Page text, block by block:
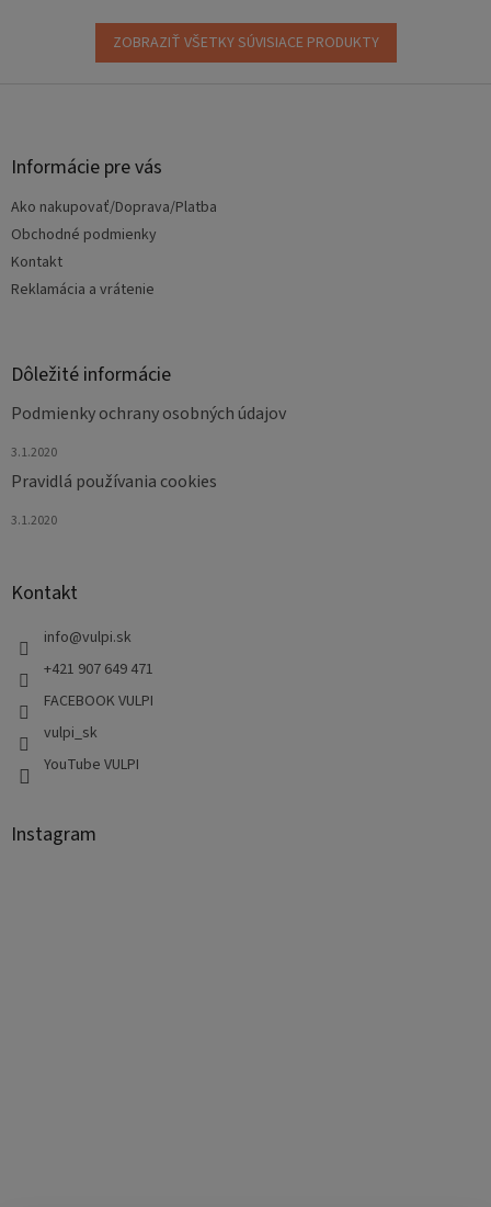
ZOBRAZIŤ VŠETKY SÚVISIACE PRODUKTY
Informácie pre vás
Ako nakupovať/Doprava/Platba
Obchodné podmienky
Kontakt
Reklamácia a vrátenie
Dôležité informácie
Podmienky ochrany osobných údajov
3.1.2020
Pravidlá používania cookies
3.1.2020
Kontakt
info@vulpi.sk
+421 907 649 471
FACEBOOK VULPI
vulpi_sk
YouTube VULPI
Instagram